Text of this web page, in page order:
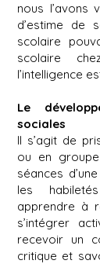
nous l’avons
d’estime de
scolaire
scolaire
l’intelligence
Le
sociales
Il s’agit de
ou en
séances
les
apprendre à
s’intégrer
recevoir un
critique et